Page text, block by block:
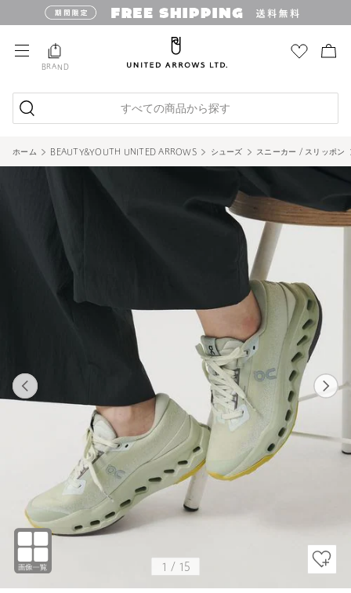
BRAND
すべての商品から探す
ホーム BEAUTY&YOUTH UNITED ARROWS シューズ スニーカー / スリッポン
1 / 15
1 15
CREAM
1 15
CREAM / 25cm